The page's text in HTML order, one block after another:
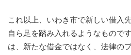
これ以上、いわき市で新しい借入
自ら足を踏み入れるようなもので
は、新たな借金ではなく、法律の